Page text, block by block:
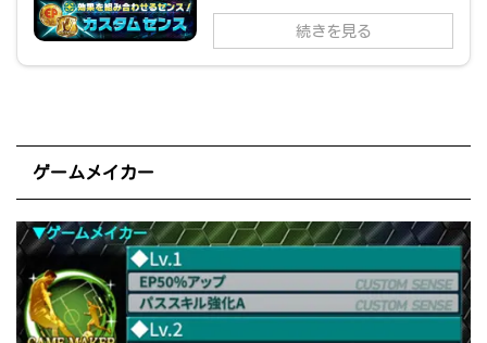
続きを見る
ゲームメイカー